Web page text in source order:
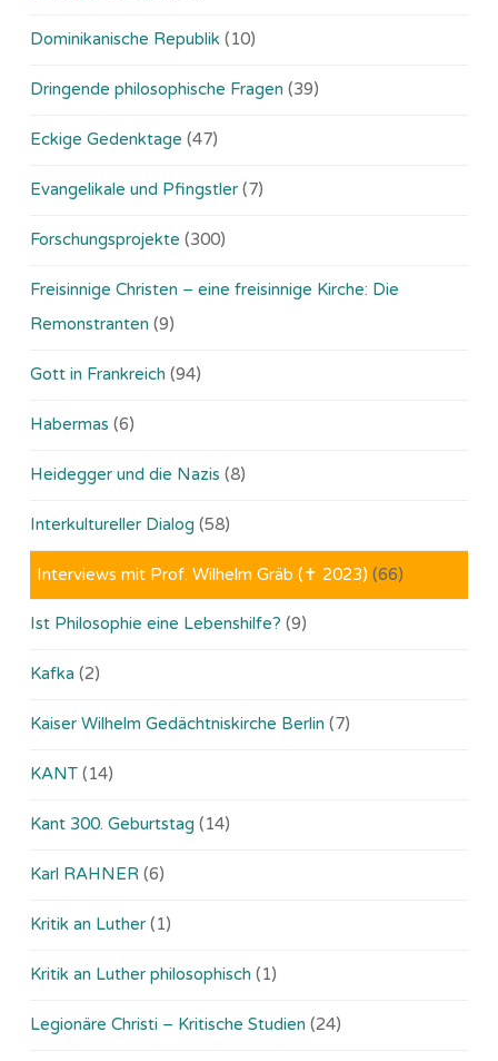
Dominikanische Republik (10)
Dringende philosophische Fragen (39)
Eckige Gedenktage (47)
Evangelikale und Pfingstler (7)
Forschungsprojekte (300)
Freisinnige Christen – eine freisinnige Kirche: Die
Remonstranten (9)
Gott in Frankreich (94)
Habermas (6)
Heidegger und die Nazis (8)
Interkultureller Dialog (58)
Interviews mit Prof. Wilhelm Gräb (✝ 2023) (66)
Ist Philosophie eine Lebenshilfe? (9)
Kafka (2)
Kaiser Wilhelm Gedächtniskirche Berlin (7)
KANT (14)
Kant 300. Geburtstag (14)
Karl RAHNER (6)
Kritik an Luther (1)
Kritik an Luther philosophisch (1)
Legionäre Christi – Kritische Studien (24)